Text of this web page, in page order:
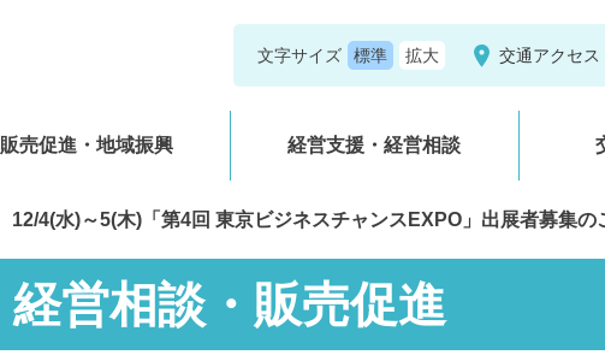
文字サイズ 交通アクセス
販売促進・地域振興 経営支援・経営相談
12/4(水)～5(木)「第4回 東京ビジネスチャンスEXPO」出展者募集の
経営相談・販売促進